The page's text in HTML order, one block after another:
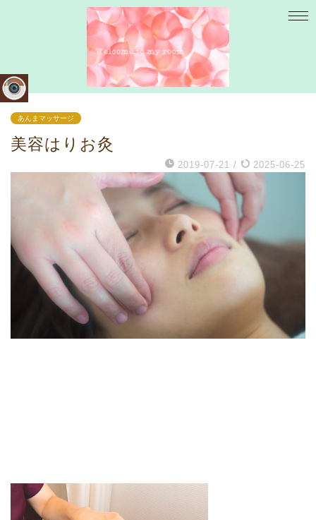
あんまマッサージ
美容はりお灸
2019-07-21 / 2025-06-25